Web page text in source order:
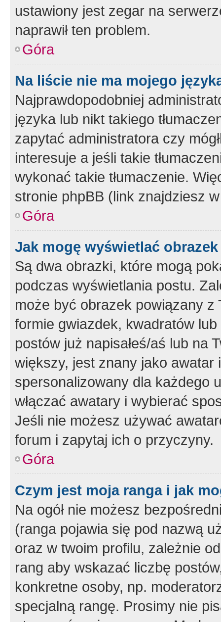
ustawiony jest zegar na
naprawił ten problem.
Góra
Na liście nie ma mojego
Najprawdopodobniej
języka lub nikt takiego
zapytać administratora czy
interesuje a jeśli takie
wykonać takie tłumaczenie.
stronie phpBB (link znajdziesz
Góra
Jak mogę wyświetlać
Są dwa obrazki, które mogą
podczas wyświetlania postu.
może być obrazek powiązany z
formie gwiazdek, kwadratów
postów już napisałeś/aś lub na
większy, jest znany jako
spersonalizowany dla każdego
włączać awatary i wybierać
Jeśli nie możesz używać
forum i zapytaj ich o przyczyny.
Góra
Czym jest moja ranga i jak
Na ogół nie możesz
(ranga pojawia się pod nazwą
oraz w twoim profilu, zależnie
rang aby wskazać liczbę
konkretne osoby, np.
specjalną rangę. Prosimy nie